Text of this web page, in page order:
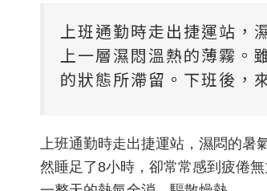
上班通勤時走出捷運站，
上一層濕悶溫熱的薄霧。
的狀態所滯留。下班後，
上班通勤時走出捷運站，濕悶的
然睡足了8小時，卻常常感到疲倦